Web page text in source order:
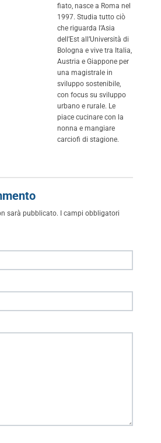
fiato, nasce a Roma nel
1997. Studia tutto ciò
che riguarda l’Asia
dell’Est all’Università di
Bologna e vive tra Italia,
Austria e Giappone per
una magistrale in
sviluppo sostenibile,
con focus su sviluppo
urbano e rurale. Le
piace cucinare con la
nonna e mangiare
carciofi di stagione.
sarà pubblicato.
I campi obbligatori